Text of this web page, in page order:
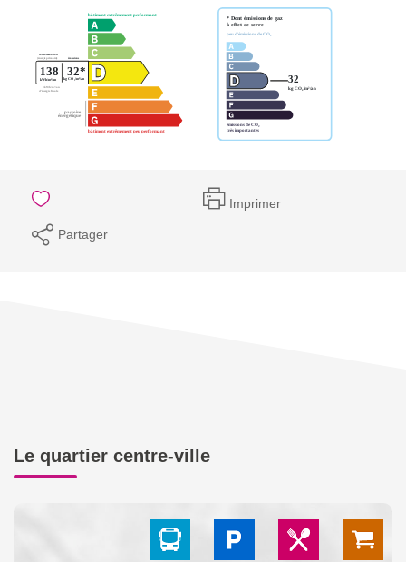
Imprimer
Partager
Le quartier centre-ville